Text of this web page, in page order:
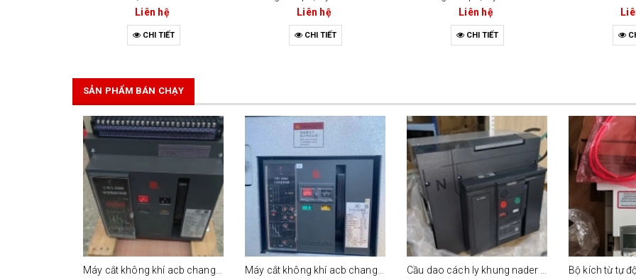
Liên hệ
CHI TIẾT
Liên hệ
CHI TIẾT
Liên hệ
CHI TIẾT
SẢN PHẨM BÁN CHẠY
Máy cắt không khí acb changrong cw1-2000 (bộ điều khiển m-type)
Máy cắt không khí acb changrong cw1-2000c (2000a - 3 cực / 4 cực)
Cầu dao cách ly khung nader ndw2gz-2000 (2000a / 4 cực)